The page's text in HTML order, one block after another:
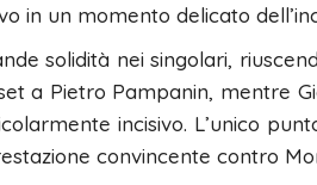
in un momento delicato
solidità nei singolari,
a Pietro Pampanin, mentre
incisivo. L’unico
convincente contro